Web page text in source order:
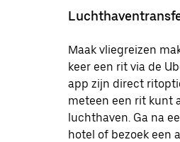
Maak vliegreizen
keer een rit via de
app zijn direct
meteen een rit kunt
luchthaven. Ga na
hotel of bezoek een